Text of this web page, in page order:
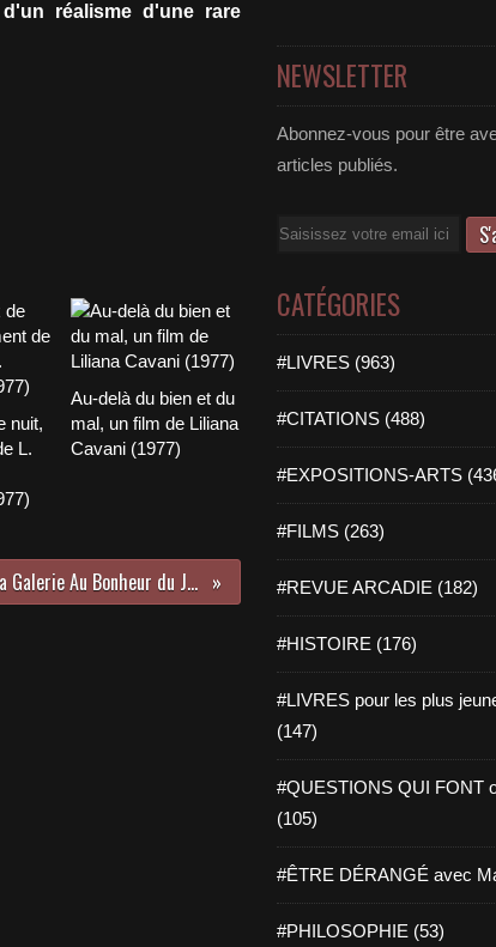
réalisme d'une rare
nuit,
L.
Au-delà du bien et du
mal, un film de Liliana
Cavani (1977)
Gaston Goor à la Galerie Au Bonheur du Jour
NEWSLETTER
Abonnez-vous pour être
articles publiés.
Email
CATÉGORIES
#LIVRES (963)
#CITATIONS (488)
#EXPOSITIONS-ARTS
#FILMS (263)
#REVUE ARCADIE (182)
#HISTOIRE (176)
#LIVRES pour les plus
(147)
#QUESTIONS QUI FONT
(105)
#ÊTRE DÉRANGÉ avec
#PHILOSOPHIE (53)